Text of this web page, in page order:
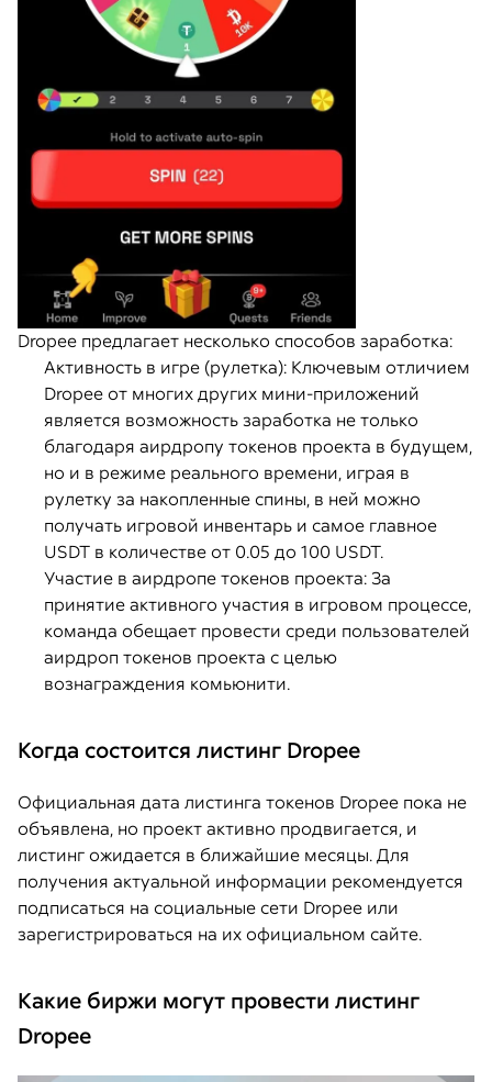
Dropee предлагает несколько способов заработка:
Активность в игре (рулетка): Ключевым отличием
Dropee от многих других мини-приложений
является возможность заработка не только
благодаря аирдропу токенов проекта в будущем,
но и в режиме реального времени, играя в
рулетку за накопленные спины, в ней можно
получать игровой инвентарь и самое главное
USDT в количестве от 0.05 до 100 USDT.
Участие в аирдропе токенов проекта: За
принятие активного участия в игровом процессе,
команда обещает провести среди пользователей
аирдроп токенов проекта с целью
вознаграждения комьюнити.
Когда состоится листинг Dropee
Официальная дата листинга токенов Dropee пока не
объявлена, но проект активно продвигается, и
листинг ожидается в ближайшие месяцы. Для
получения актуальной информации рекомендуется
подписаться на социальные сети Dropee или
зарегистрироваться на их официальном сайте.
Какие биржи могут провести листинг
Dropee